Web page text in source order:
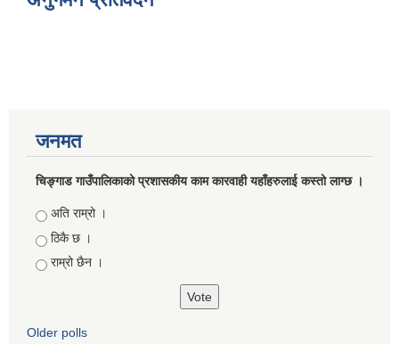
जनमत
चिङ्गाड गाउँपालिकाको प्रशासकीय काम कारवाही यहाँहरुलाई कस्तो लाग्छ ।
Choices
अति राम्रो ।
ठिकै छ ।
राम्रो छैन ।
Older polls